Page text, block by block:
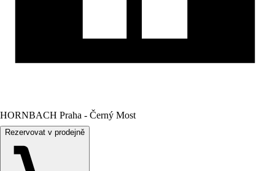
HORNBACH Praha - Černý Most
Rezervovat v prodejně